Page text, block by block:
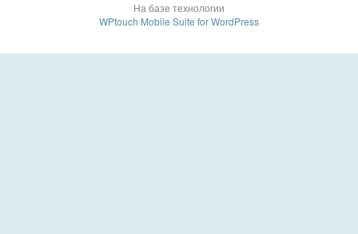
На базе технологии
WPtouch Mobile Suite for WordPress